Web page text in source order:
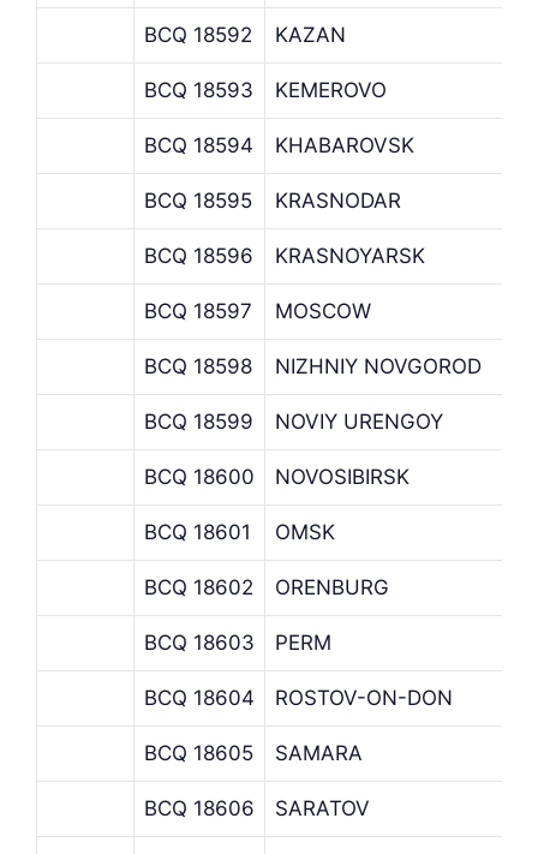
BCQ 18592 KAZAN
BCQ 18593 KEMEROVO
BCQ 18594 KHABAROVSK
BCQ 18595 KRASNODAR
BCQ 18596 KRASNOYARSK
BCQ 18597 MOSCOW
BCQ 18598 NIZHNIY NOVGOROD
BCQ 18599 NOVIY URENGOY
BCQ 18600 NOVOSIBIRSK
BCQ 18601 OMSK
BCQ 18602 ORENBURG
BCQ 18603 PERM
BCQ 18604 ROSTOV-ON-DON
BCQ 18605 SAMARA
BCQ 18606 SARATOV